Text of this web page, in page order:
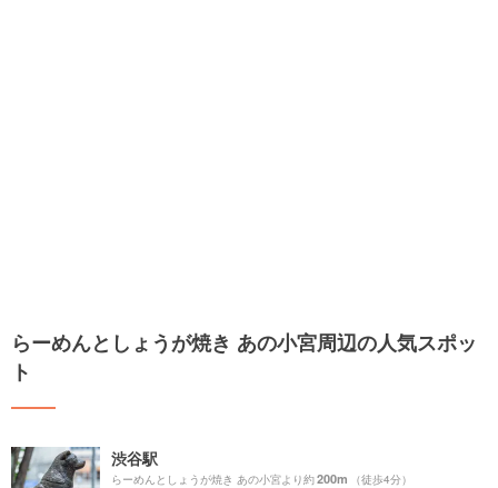
らーめんとしょうが焼き あの小宮周辺の人気スポッ
ト
渋谷駅
らーめんとしょうが焼き あの小宮より約200m （徒歩4分）